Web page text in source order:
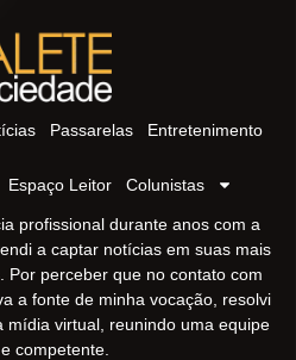
Passarelas Entretenimento
Espaço Leitor Colunistas
profissional durante anos com a
a captar notícias em suas mais
Por perceber que no contato com
a fonte de minha vocação, resolvi
mídia virtual, reunindo uma equipe
competente.